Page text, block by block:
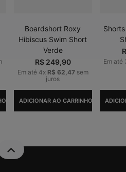
Boardshort Roxy
Hibiscus Swim Short
Verde
R$ 249,90
Em até 4x R$ 62 47sem
juros
ADICIONAR AO CARRINHO
Em até